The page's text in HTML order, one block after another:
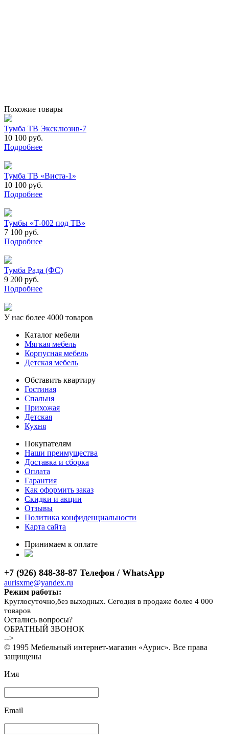
Похожие товары
Тумба ТВ Эксклюзив-7
10 100 руб.
Подробнее
Тумба ТВ «Виста-1»
10 100 руб.
Подробнее
Тумбы «Т-002 под ТВ»
7 100 руб.
Подробнее
Тумба Рада (ФС)
9 200 руб.
Подробнее
У нас более 4000 товаров
Каталог мебели
Мягкая мебель
Корпусная мебель
Детская мебель
Обставить квартиру
Гостиная
Спальня
Прихожая
Детская
Кухня
Покупателям
Наши преимущества
Доставка и сборка
Оплата
Гарантия
Как оформить заказ
Скидки и акции
Отзывы
Политика конфиденциальности
Карта сайта
Принимаем к оплате
+7 (926) 848-38-87 Телефон / WhatsApp
aurisxme@yandex.ru
Режим работы:
Круглосуточно,без выходных. Сегодня в продаже более 4 000
товаров
Остались вопросы?
ОБРАТНЫЙ ЗВОНОК
-->
© 1995 Мебельный интернет-магазин «Аурис». Все права
защищены
Имя
Email